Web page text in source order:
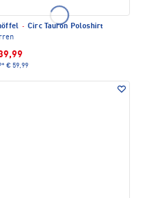
· Circ Tauron Poloshirt
€ 59,99